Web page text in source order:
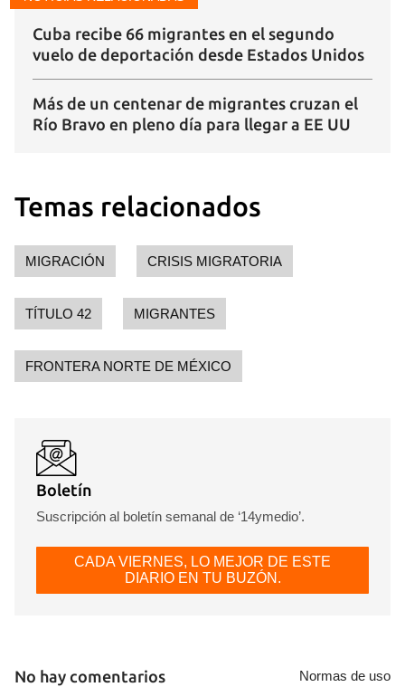
Cuba recibe 66 migrantes en el segundo
vuelo de deportación desde Estados Unidos
Más de un centenar de migrantes cruzan el
Río Bravo en pleno día para llegar a EE UU
Temas relacionados
MIGRACIÓN CRISIS MIGRATORIA
TÍTULO 42 MIGRANTES
FRONTERA NORTE DE MÉXICO
Boletín
Suscripción al boletín semanal de ‘14ymedio’.
CADA VIERNES, LO MEJOR DE ESTE
DIARIO EN TU BUZÓN.
No hay comentarios Normas de uso